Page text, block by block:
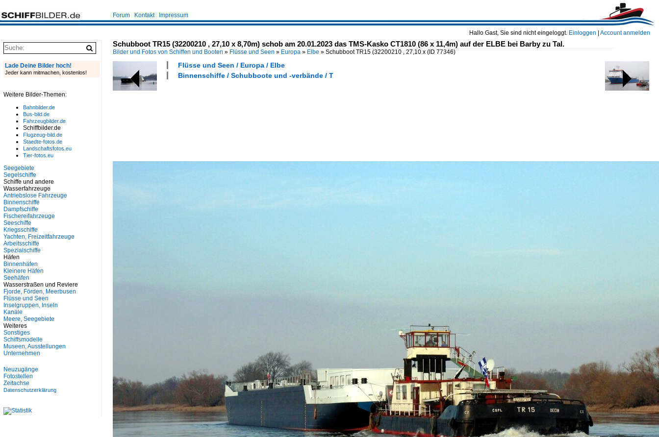
Hallo Gast, Sie sind nicht eingeloggt. Einloggen Account anmelden
Forum Kontakt Impressum
Schubboot TR15 (32200210 , 27,10 x 8,70m) schob am 20.01.2023 das TMS-Kasko CT1810 (86 x 11,4m) auf der ELBE bei Barby zu Tal.
Bilder und Fotos von Schiffen und Booten » Flüsse und Seen » Europa » Elbe » Schubboot TR15 (32200210 , 27,10 x (ID 77346)
Flüsse und Seen / Europa / Elbe
Binnenschiffe / Schubboote und -verbände / T
Lade Deine Bilder hoch!
Jeder kann mitmachen, kostenlos!
Weitere Bilder-Themen:
Bahnbilder.de
Bus-bild.de
Fahrzeugbilder.de
Schiffbilder.de
Flugzeug-bild.de
Staedte-fotos.de
Landschaftsfotos.eu
Tier-fotos.eu
Seegebiete
Segelschiffe
Schiffe und andere
Wasserfahrzeuge
Antriebslose Fahrzeuge
Binnenschiffe
Dampfschiffe
Fischereifahrzeuge
Seeschiffe
Kriegsschiffe
Yachten, Freizeitfahrzeuge
Arbeitsschiffe
Spezialschiffe
Häfen
Binnenhäfen
Kleinere Häfen
Seehäfen
Wasserstraßen und Reviere
Fjorde, Förden, Meerbusen
Flüsse und Seen
Inselgruppen, Inseln
Kanäle
Meere, Seegebiete
Weiteres
Sonstiges
Schiffsmodelle
Museen, Ausstellungen
Unternehmen
Neuzugänge
Fotostellen
Zeitachse
Datenschutzerklärung